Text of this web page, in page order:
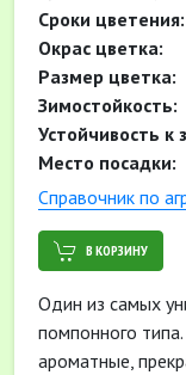
Cроки цветения:
Окрас цветка:
Размер цветка:
Зимостойкость:
Устойчивость к
Место посадки:
Cправочник по
В КОРЗИНУ
Один из самых
помпонного
ароматные,